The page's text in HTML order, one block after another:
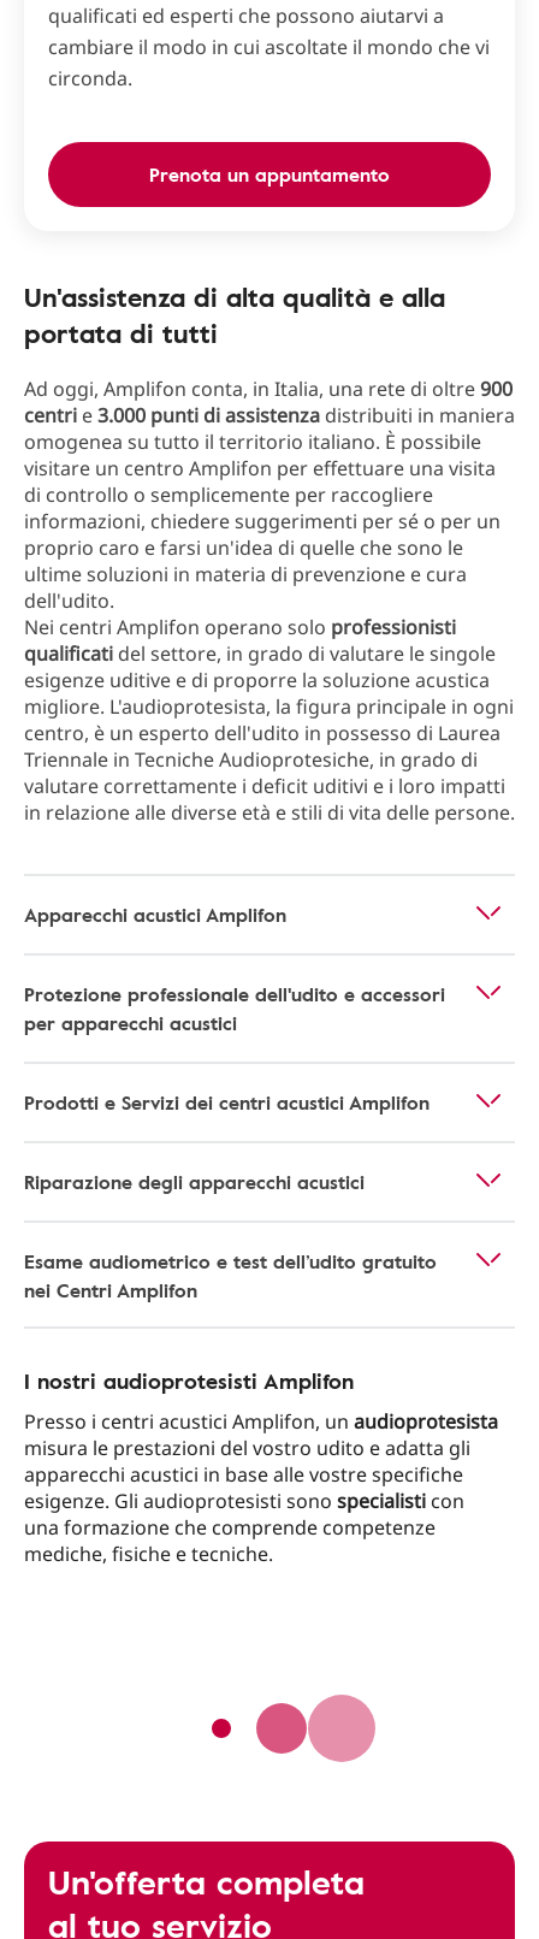
qualificati ed esperti che possono aiutarvi a
cambiare il modo in cui ascoltate il mondo che vi
circonda.
Prenota un appuntamento
Un'assistenza di alta qualità e alla
portata di tutti
Ad oggi, Amplifon conta, in Italia, una rete di oltre900
centri e3.000 punti di assistenza distribuiti in maniera
omogenea su tutto il territorio italiano. È possibile
visitare un centro Amplifon per effettuare una visita
di controllo o semplicemente per raccogliere
informazioni, chiedere suggerimenti per sé o per un
proprio caro e farsi un'idea di quelle che sono le
ultime soluzioni in materia di prevenzione e cura
dell'udito.
Nei centri Amplifon operano solo professionisti
qualificati del settore, in grado di valutare le singole
esigenze uditive e di proporre la soluzione acustica
migliore. L'audioprotesista, la figura principale in ogni
centro, è un esperto dell'udito in possesso di Laurea
Triennale in Tecniche Audioprotesiche, in grado di
valutare correttamente i deficit uditivi e i loro impatti
in relazione alle diverse età e stili di vita delle persone.
Apparecchi acustici Amplifon
Protezione professionale dell'udito e accessori
per apparecchi acustici
Prodotti e Servizi dei centri acustici Amplifon
Riparazione degli apparecchi acustici
Esame audiometrico e test dell’udito gratuito
nei Centri Amplifon
I nostri audioprotesisti Amplifon
Presso i centri acustici Amplifon, un audioprotesista
misura le prestazioni del vostro udito e adatta gli
apparecchi acustici in base alle vostre specifiche
esigenze. Gli audioprotesisti sono specialisti con
una formazione che comprende competenze
mediche, fisiche e tecniche.
Un'offerta completa
al tuo servizio